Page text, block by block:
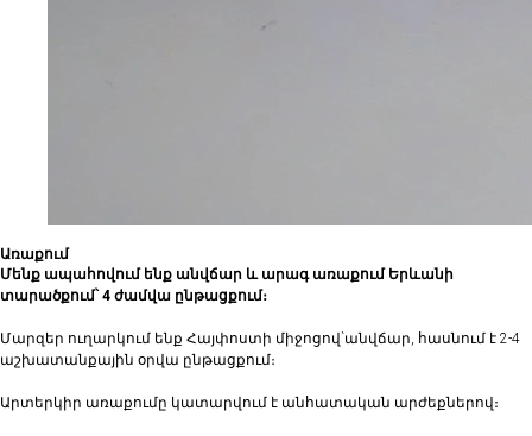
Առաքում
Մենք ապահովում ենք անվճար և արագ առաքում Երևանի
տարածքում՝ 4 ժամվա ընթացքում։
Մարզեր ուղարկում ենք Հայփոստի միջոցով`անվճար, հասնում է 2-4
աշխատանքային օրվա ընթացքում։
Արտերկիր առաքումը կատարվում է անհատական արժեքներով։